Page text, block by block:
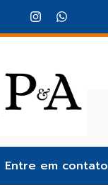
Entre em contato